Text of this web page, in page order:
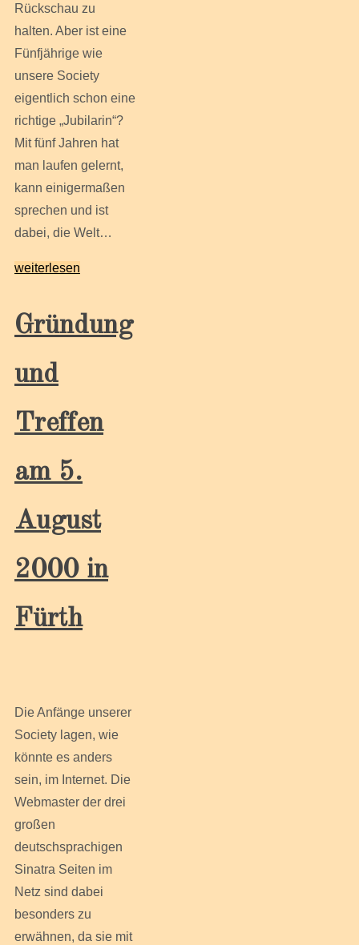
Rückschau zu
halten. Aber ist eine
Fünfjährige wie
unsere Society
eigentlich schon eine
richtige „Jubilarin“?
Mit fünf Jahren hat
man laufen gelernt,
kann einigermaßen
sprechen und ist
dabei, die Welt…
weiterlesen
Gründung
und
Treffen
am 5.
August
2000 in
Fürth
Die Anfänge unserer
Society lagen, wie
könnte es anders
sein, im Internet. Die
Webmaster der drei
großen
deutschsprachigen
Sinatra Seiten im
Netz sind dabei
besonders zu
erwähnen, da sie mit